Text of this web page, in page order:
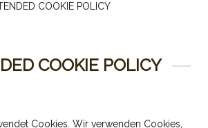
COOKIE POLICY
COOKIE POLICY
Cookies. Wir verwenden Cookies,